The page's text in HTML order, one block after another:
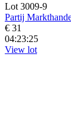
Lot 3009-9
Partij
€ 31
04:23:23
View lot